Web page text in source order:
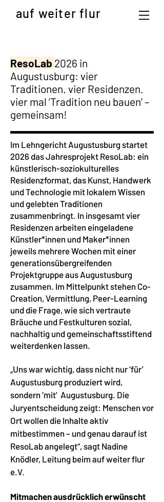
auf weiter flur
ResoLab 2026 in
Augustusburg: vier
Traditionen. vier Residenzen.
vier mal ‘Tradition neu bauen’ –
gemeinsam!
Im Lehngericht Augustusburg startet
2026 das Jahresprojekt ResoLab: ein
künstlerisch-soziokulturelles
Residenzformat, das Kunst, Handwerk
und Technologie mit lokalem Wissen
und gelebten Traditionen
zusammenbringt. In insgesamt vier
Residenzen arbeiten eingeladene
Künstler*innen und Maker*innen
jeweils mehrere Wochen mit einer
generationsübergreifenden
Projektgruppe aus Augustusburg
zusammen. Im Mittelpunkt stehen Co-
Creation, Vermittlung, Peer-Learning
und die Frage, wie sich vertraute
Bräuche und Festkulturen sozial,
nachhaltig und gemeinschaftsstiftend
weiterdenken lassen.
„Uns war wichtig, dass nicht nur ‘für’
Augustusburg produziert wird,
sondern ‘mit’ Augustusburg. Die
Juryentscheidung zeigt: Menschen vor
Ort wollen die Inhalte aktiv
mitbestimmen – und genau darauf ist
ResoLab angelegt“, sagt Nadine
Knödler, Leitung beim auf weiter flur
e.V.
Mitmachen ausdrücklich erwünscht